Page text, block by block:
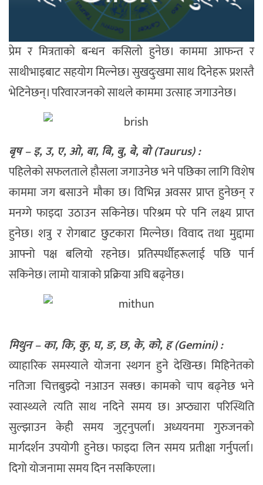
प्रेम र मित्रताको बन्धन कसिलो हुनेछ। काममा आफन्त र
साथीभाइबाट सहयोग मिल्नेछ। सुखदुःखमा साथ दिनेहरू प्रशस्तै
भेटिनेछन्। परिवारजनको साथले काममा उत्साह जगाउनेछ।
बृष – इ, उ, ए, ओ, बा, बि, बु, बे, बो (Taurus) :
पहिलेको सफलताले हौसला जगाउनेछ भने पछिका लागि विशेष
काममा जग बसाउने मौका छ। विभिन्न अवसर प्राप्त हुनेछन् र
मनग्गे फाइदा उठाउन सकिनेछ। परिश्रम परे पनि लक्ष्य प्राप्त
हुनेछ। शत्रु र रोगबाट छुटकारा मिल्नेछ। विवाद तथा मुद्दामा
आफ्नो पक्ष बलियो रहनेछ। प्रतिस्पर्धीहरूलाई पछि पार्न
सकिनेछ। लामो यात्राको प्रक्रिया अघि बढ्नेछ।
मिथुन – का, कि, कु, घ, ङ, छ, के, को, ह (Gemini) :
व्याहारिक समस्याले याेजना स्थगन हुने देखिन्छ। मिहिनेतकाे
नतिजा चित्तबुझ्दाे नआउन सक्छ। कामकाे चाप बढ्नेछ भने
स्वास्थ्यले त्यति साथ नदिने समय छ। अप्ठ्यारा परिस्थिति
सुल्झाउन केही समय जुट्नुपर्ला। अध्ययनमा गुरुजनको
मार्गदर्शन उपयोगी हुनेछ। फाइदा लिन समय प्रतीक्षा गर्नुपर्ला।
दिगो योजनामा समय दिन नसकिएला।